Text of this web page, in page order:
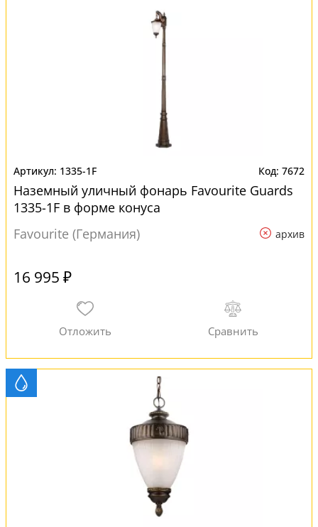
1335-1F 7672
Наземный уличный фонарь Favourite Guards
1335-1F в форме конуса
Favourite (Германия)
архив
16 995 ₽